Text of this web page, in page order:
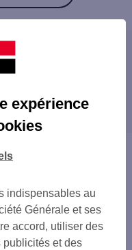
proximité
FELI
RUE ALAIN CHARTIER
expérience
indispensables au
Générale et ses
accord, utiliser des
et des